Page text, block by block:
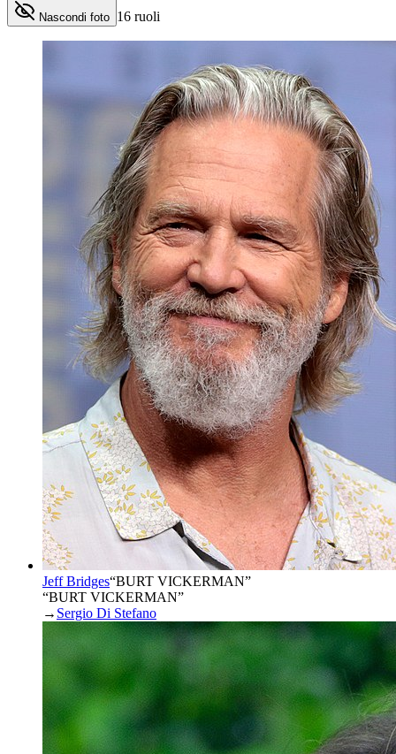
Nascondi foto 16 ruoli
Jeff Bridges“BURT VICKERMAN”
“BURT VICKERMAN”
→ Sergio Di Stefano